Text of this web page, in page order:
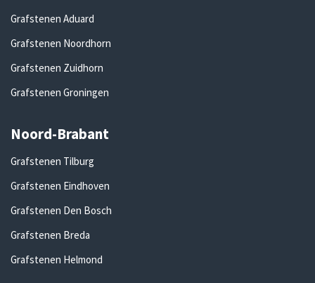
Grafstenen Aduard
Grafstenen Noordhorn
Grafstenen Zuidhorn
Grafstenen Groningen
Noord-Brabant
Grafstenen Tilburg
Grafstenen Eindhoven
Grafstenen Den Bosch
Grafstenen Breda
Grafstenen Helmond